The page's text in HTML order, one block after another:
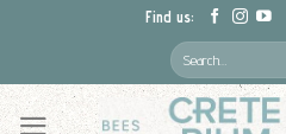
content
Find us:
Search
for: